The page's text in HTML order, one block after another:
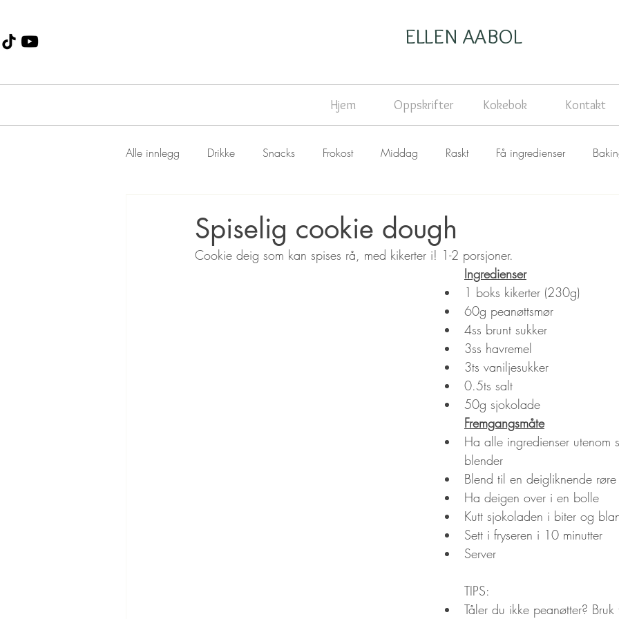
ELLEN AABOL
Alle innlegg Drikke Snacks Frokost Middag Raskt Få ingredienser
Spiselig cookie dough
Cookie deig som kan spises rå, med kikerter i! 1-2 porsjoner.
Ingredienser
1 boks kikerter (230g)
60g peanøttsmør
4ss brunt sukker
3ss havremel
3ts vaniljesukker
0.5ts salt
50g sjokolade
Fremgangsmåte
Ha alle ingredienser
blender
Blend til en deigliknende røre
Ha deigen over i en bolle
Kutt sjokoladen i biter og
Sett i fryseren i 10 minutter
Server
TIPS:
Tåler du ikke peanøtter?
Hjem Oppskrifter Kokebok Kontakt